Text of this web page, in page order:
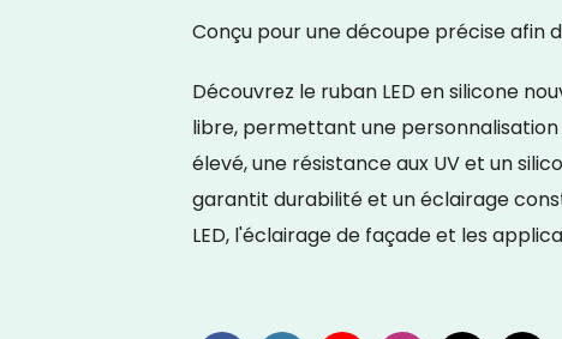
Conçu pour une découpe précise afin
Découvrez le ruban LED en silicone
libre, permettant une personnalisation
élevé, une résistance aux UV et un
garantit durabilité et un éclairage
LED, l'éclairage de façade et les